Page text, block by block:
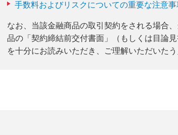
手数料およびリスクについての重要な注意事
なお、当該金融商品の取引契約をされる場合
品の「契約締結前交付書面」（もしくは目論
を十分にお読みいただき、ご理解いただいたう